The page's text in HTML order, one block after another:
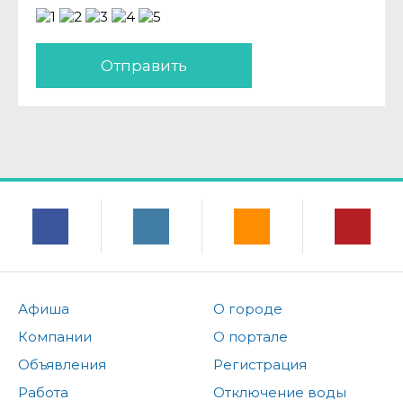
Отправить
Афиша
Компании
Объявления
Работа
О городе
О портале
Регистрация
Отключение воды